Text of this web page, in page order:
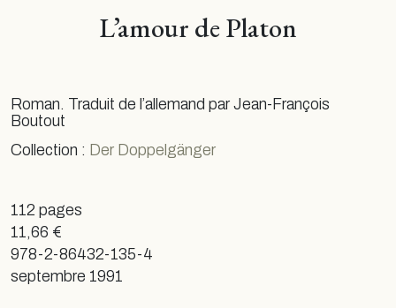
L’amour de Platon
Roman. Traduit de l’allemand par Jean-François
Boutout
Collection : Der Doppelgänger
112 pages
11,66 €
978-2-86432-135-4
septembre 1991